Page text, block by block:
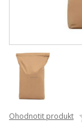
Ohodnotit produkt